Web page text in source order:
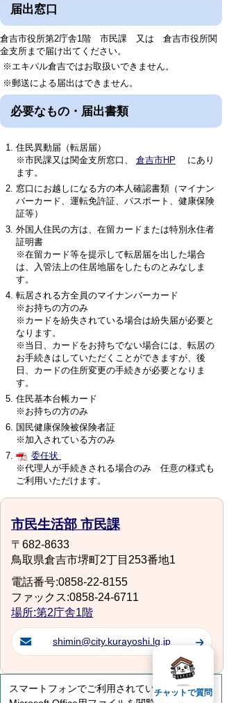
届出窓口
倉吉市役所第2庁舎1階 市民課 又は 倉吉市役所関
金支所まで届け出てください。
※エキパル倉吉ではお取扱いできません。
※郵送による届出はできません。
必要なもの・届出書類
住民異動届（転居届）
※市民課又は関金支所窓口、 倉吉市HP にあり
ます。
窓口にお越しになる方の本人確認書類（マイナン
バーカード、運転免許証、パスポート、健康保険
証等）
外国人住民の方は、在留カードまたは特別永住者
証明書
※在留カード等を提示して転居届を出した場合
は、入管法上の住居地届をしたものとみなしま
す。
転居される方全員のマイナンバーカード
※お持ちの方のみ
※カードを紛失されている場合は紛失届が必要と
なります。
※当日、カードをお持ちでない場合には、転居の
お手続きはしていただくことができますが、後
日、カードの住所変更の手続きが必要となりま
す。
住民基本台帳カード
※お持ちの方のみ
国民健康保険被保険者証
※加入されている方のみ
委任状
※代理人が手続きされる場合のみ 任意の様式も
ご利用いただけます。
市民生活部 市民課
〒682-8633
鳥取県倉吉市堺町2丁目253番地1
電話番号:0858-22-8155
ファックス:0858-24-6711
場所:第2庁舎1階
shimin@city.kurayoshi.lg.jp
スマートフォンでご利用されている場合、
チャットで質問